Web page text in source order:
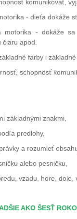
komunikovať,
- dieťa dokáže
motorika - dokáže
apod.
farby i
schopnosť
základnými znakmi,
predlohy,
a rozumieť
alebo pesničku,
vzadu, hore, dole,
AKO ŠESŤ